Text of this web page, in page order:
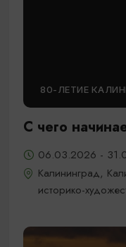
80-ЛЕТИЕ
С чего
06.03.2026 -
Калининград,
историко-